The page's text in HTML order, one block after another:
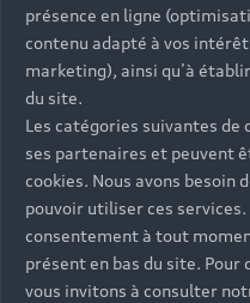
présence en ligne
contenu adapté à vos
marketing), ainsi qu’à
du site.
Les catégories suivantes
ses partenaires et peuvent
cookies. Nous avons besoin
pouvoir utiliser ces services.
consentement à tout
présent en bas du site.
vous invitons à consulter